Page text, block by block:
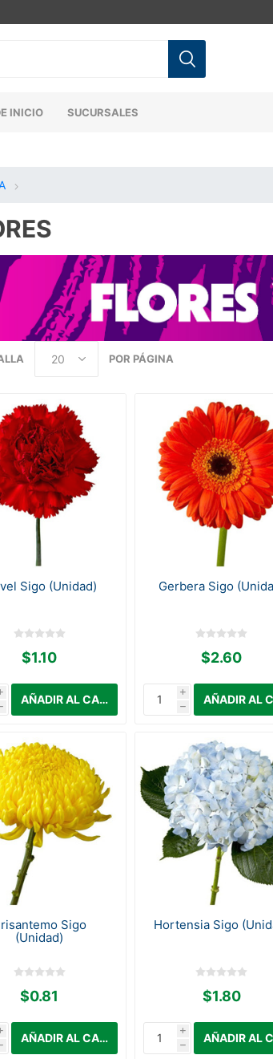
INICIO SUCURSALES
POR PÁGINA
Sigo (Unidad)
$1.10
Gerbera Sigo
$2.60
i
h
Sigo
(Unidad)
$0.81
Hortensia Sigo
$1.80
i
h